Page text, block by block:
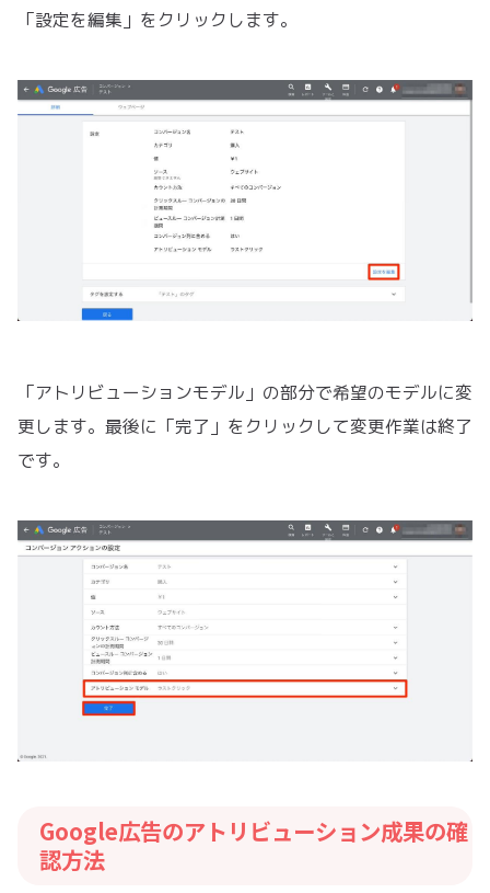
「設定を編集」をクリックします。
「アトリビューションモデル」の部分で希望のモデルに変
更します。最後に「完了」をクリックして変更作業は終了
です。
Google広告のアトリビューション成果の確
認方法